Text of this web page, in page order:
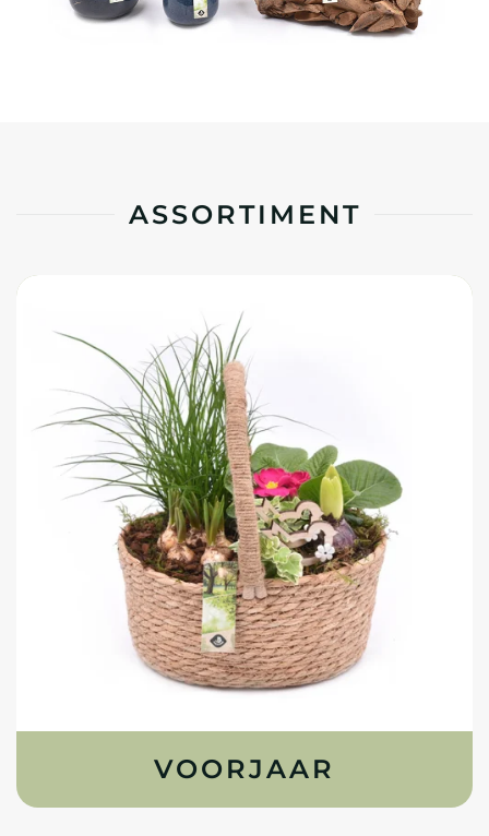
ASSORTIMENT
VOORJAAR